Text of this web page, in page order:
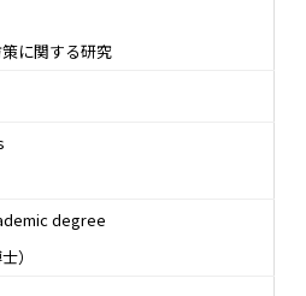
に関する研究
degree
）